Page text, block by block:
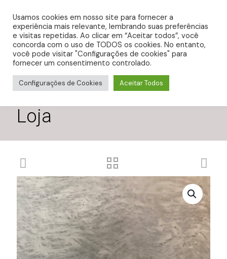
R$ 0,00
Loja
Usamos cookies em nosso site para fornecer a
experiência mais relevante, lembrando suas preferências
e visitas repetidas. Ao clicar em “Aceitar todos”, você
concorda com o uso de TODOS os cookies. No entanto,
você pode visitar "Configurações de cookies" para
fornecer um consentimento controlado.
Configurações de Cookies Aceitar Todos